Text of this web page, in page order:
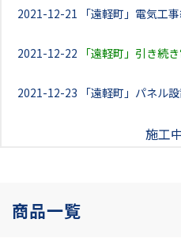
2021-12-21 「遠軽町」電気工
2021-12-22 「遠軽町」引き続
2021-12-23 「遠軽町」パネル
施工
商品一覧